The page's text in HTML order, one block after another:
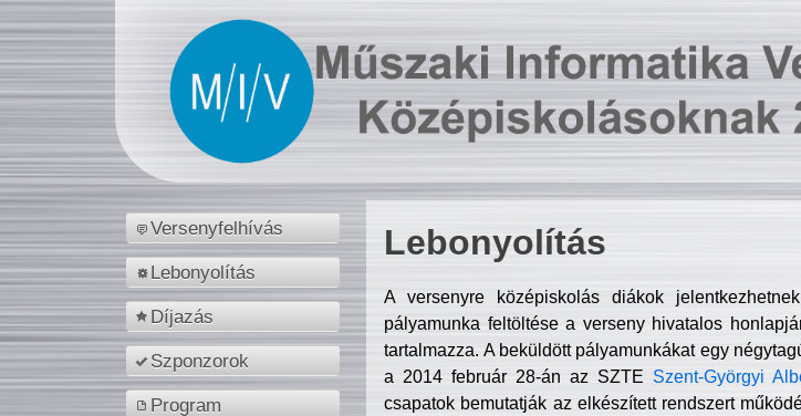
Versenyfelhívás
Lebonyolítás
Díjazás
Szponzorok
Program
Lebonyolítás
A versenyre középiskolás diákok
pályamunka feltöltése a verseny hivatalos
tartalmazza. A beküldött pályamunkákat egy
a 2014 február 28-án az SZTE Szent-Györgyi
csapatok bemutatják az elkészített rendszert